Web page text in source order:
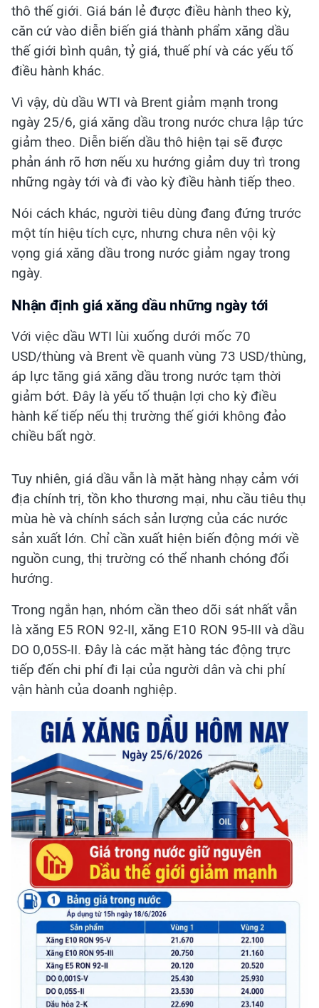
thô thế giới. Giá bán lẻ được điều hành theo kỳ,
căn cứ vào diễn biến giá thành phẩm xăng dầu
thế giới bình quân, tỷ giá, thuế phí và các yếu tố
điều hành khác.
Vì vậy, dù dầu WTI và Brent giảm mạnh trong
ngày 25/6, giá xăng dầu trong nước chưa lập tức
giảm theo. Diễn biến dầu thô hiện tại sẽ được
phản ánh rõ hơn nếu xu hướng giảm duy trì trong
những ngày tới và đi vào kỳ điều hành tiếp theo.
Nói cách khác, người tiêu dùng đang đứng trước
một tín hiệu tích cực, nhưng chưa nên vội kỳ
vọng giá xăng dầu trong nước giảm ngay trong
ngày.
Nhận định giá xăng dầu những ngày tới
Với việc dầu WTI lùi xuống dưới mốc 70
USD/thùng và Brent về quanh vùng 73 USD/thùng,
áp lực tăng giá xăng dầu trong nước tạm thời
giảm bớt. Đây là yếu tố thuận lợi cho kỳ điều
hành kế tiếp nếu thị trường thế giới không đảo
chiều bất ngờ.
Tuy nhiên, giá dầu vẫn là mặt hàng nhạy cảm với
địa chính trị, tồn kho thương mại, nhu cầu tiêu thụ
mùa hè và chính sách sản lượng của các nước
sản xuất lớn. Chỉ cần xuất hiện biến động mới về
nguồn cung, thị trường có thể nhanh chóng đổi
hướng.
Trong ngắn hạn, nhóm cần theo dõi sát nhất vẫn
là xăng E5 RON 92-II, xăng E10 RON 95-III và dầu
DO 0,05S-II. Đây là các mặt hàng tác động trực
tiếp đến chi phí đi lại của người dân và chi phí
vận hành của doanh nghiệp.